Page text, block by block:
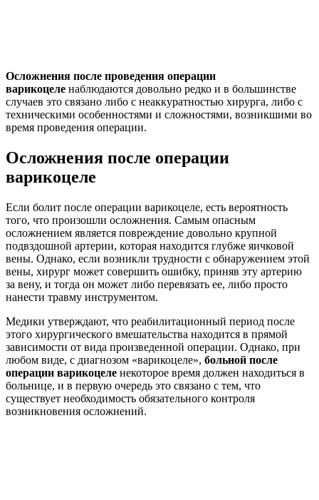
Осложнения после проведения операции
варикоцеле наблюдаются довольно редко и в большинстве
случаев это связано либо с неаккуратностью хирурга, либо с
техническими особенностями и сложностями, возникшими во
время проведения операции.
Осложнения после операции
варикоцеле
Если болит после операции варикоцеле, есть вероятность
того, что произошли осложнения. Самым опасным
осложнением является повреждение довольно крупной
подвздошной артерии, которая находится глубже яичковой
вены. Однако, если возникли трудности с обнаружением этой
вены, хирург может совершить ошибку, приняв эту артерию
за вену, и тогда он может либо перевязать ее, либо просто
нанести травму инструментом.
Медики утверждают, что реабилитационный период после
этого хирургического вмешательства находится в прямой
зависимости от вида произведенной операции. Однако, при
любом виде, с диагнозом «варикоцеле», больной после
операции варикоцеле некоторое время должен находиться в
больнице, и в первую очередь это связано с тем, что
существует необходимость обязательного контроля
возникновения осложнений.